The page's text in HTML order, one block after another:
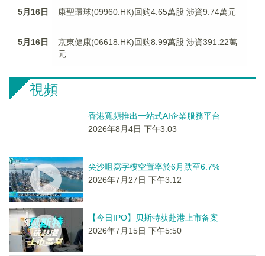
5月16日 康聖環球(09960.HK)回购4.65萬股 涉資9.74萬元
5月16日
京東健康(06618.HK)回购8.99萬股 涉資391.22萬
元
視頻
香港寬頻推出一站式AI企業服務平台
2026年8月4日 下午3:03
尖沙咀寫字樓空置率於6月跌至6.7%
2026年7月27日 下午3:12
【今日IPO】贝斯特获赴港上市备案
2026年7月15日 下午5:50